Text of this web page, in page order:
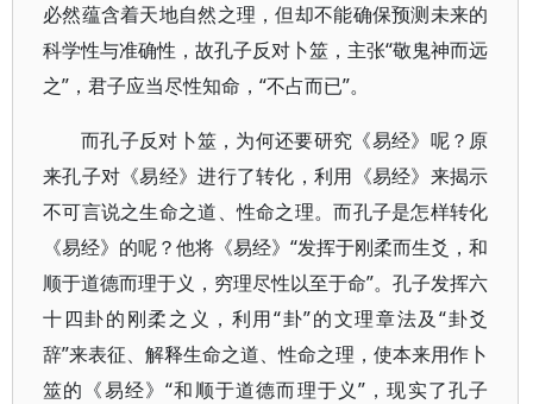
必然蕴含着天地自然之理，但却不能确保预测未来的
科学性与准确性，故孔子反对卜筮，主张“敬鬼神而远
之”，君子应当尽性知命，“不占而已”。
而孔子反对卜筮，为何还要研究《易经》呢？原
来孔子对《易经》进行了转化，利用《易经》来揭示
不可言说之生命之道、性命之理。而孔子是怎样转化
《易经》的呢？他将《易经》“发挥于刚柔而生爻，和
顺于道德而理于义，穷理尽性以至于命”。孔子发挥六
十四卦的刚柔之义，利用“卦”的文理章法及“卦爻
辞”来表征、解释生命之道、性命之理，使本来用作卜
筮的《易经》“和顺于道德而理于义”，现实了孔子